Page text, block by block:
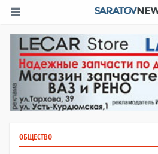
ОБЩЕСТВО